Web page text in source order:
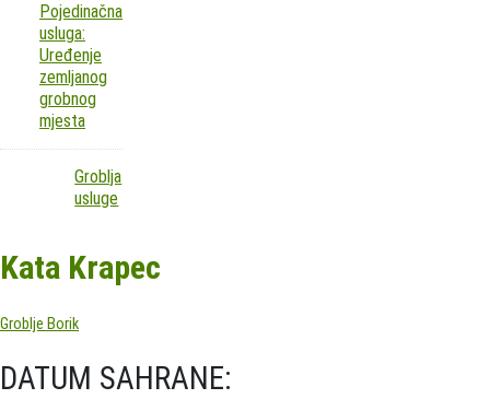
Pojedinačna
usluga:
Uređenje
zemljanog
grobnog
mjesta
Groblja
usluge
Kata Krapec
Groblje Borik
DATUM SAHRANE: